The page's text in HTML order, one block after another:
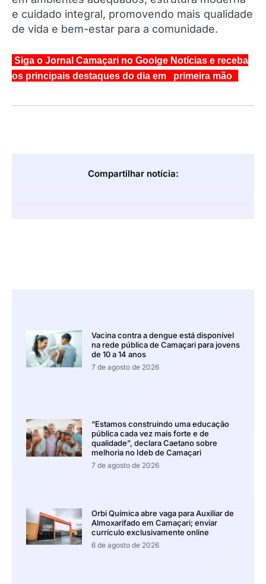
e cuidado integral, promovendo mais qualidade
de vida e bem-estar para a comunidade.
Siga o Jornal Camaçari no Goolge Notícias e receba
os principais destaques do dia em primeira mão
Compartilhar notícia:
Vacina contra a dengue está disponível
na rede pública de Camaçari para jovens
de 10 a 14 anos
7 de agosto de 2026
“Estamos construindo uma educação
pública cada vez mais forte e de
qualidade”, declara Caetano sobre
melhoria no Ideb de Camaçari
7 de agosto de 2026
Orbi Química abre vaga para Auxiliar de
Almoxarifado em Camaçari; enviar
currículo exclusivamente online
6 de agosto de 2026